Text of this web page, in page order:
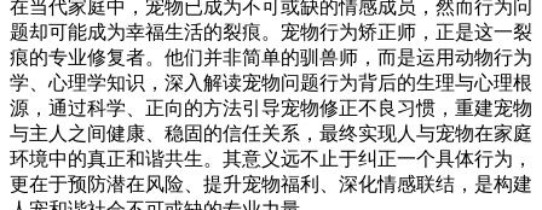
在当代家庭中，宠物已成为不可或缺的情感成员，然而行为问
题却可能成为幸福生活的裂痕。宠物行为矫正师，正是这一裂
痕的专业修复者。他们并非简单的驯兽师，而是运用动物行为
学、心理学知识，深入解读宠物问题行为背后的生理与心理根
源，通过科学、正向的方法引导宠物修正不良习惯，重建宠物
与主人之间健康、稳固的信任关系，最终实现人与宠物在家庭
环境中的真正和谐共生。其意义远不止于纠正一个具体行为，
更在于预防潜在风险、提升宠物福利、深化情感联结，是构建